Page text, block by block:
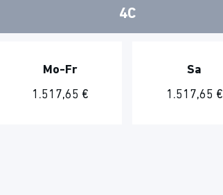
4C
Mo-Fr
1.517,65 €
Sa
1.517,65 €